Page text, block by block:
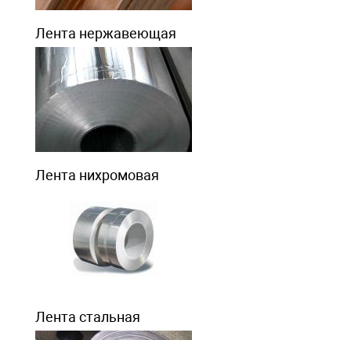
Лента нержавеющая
Лента нихромовая
Лента стальная